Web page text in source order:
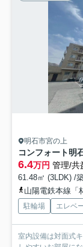
明石市宮の上
コンフォート明
6.4万円 管理/共
61.48㎡ (3LDK) /
山陽電鉄本線「
駐輪場 エレベ
室内設備は対面式